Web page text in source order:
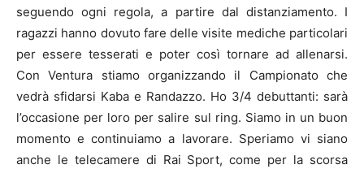
seguendo ogni regola, a partire dal distanziamento. I
ragazzi hanno dovuto fare delle visite mediche particolari
per essere tesserati e poter così tornare ad allenarsi.
Con Ventura stiamo organizzando il Campionato che
vedrà sfidarsi Kaba e Randazzo. Ho 3/4 debuttanti: sarà
l’occasione per loro per salire sul ring. Siamo in un buon
momento e continuiamo a lavorare. Speriamo vi siano
anche le telecamere di Rai Sport, come per la scorsa